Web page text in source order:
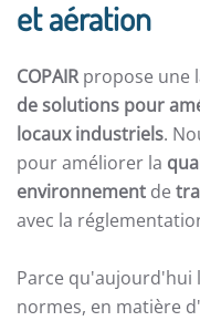
et aération
COPAIRpropose une
de solutions pour
locaux industriels.
pour améliorer la
environnement de
avec la
Parce qu'aujourd'hui
normes, en matière d'